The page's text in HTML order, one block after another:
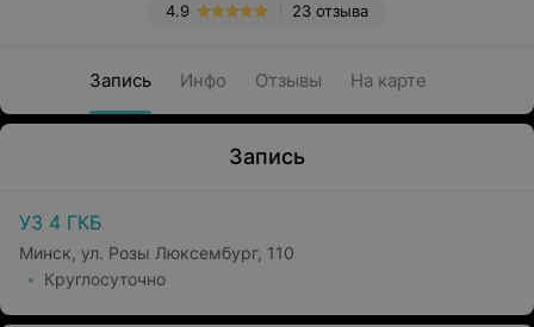
23 отзыва
4.9
Запись Инфо Отзывы На карте
Запись
УЗ 4 ГКБ
Минск, ул. Розы Люксембург, 110
Круглосуточно